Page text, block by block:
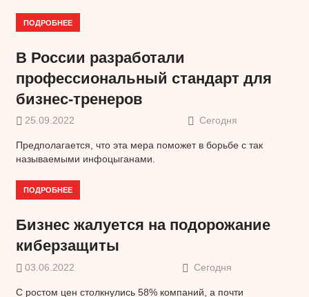
ПОДРОБНЕЕ
В России разработали
профессиональный стандарт для
бизнес-тренеров
25.09.2022 Сегодня
Предполагается, что эта мера поможет в борьбе с так
называемыми инфоцыганами.
ПОДРОБНЕЕ
Бизнес жалуется на подорожание
киберзащиты
03.06.2022 Сегодня
С ростом цен столкнулись 58% компаний, а почти